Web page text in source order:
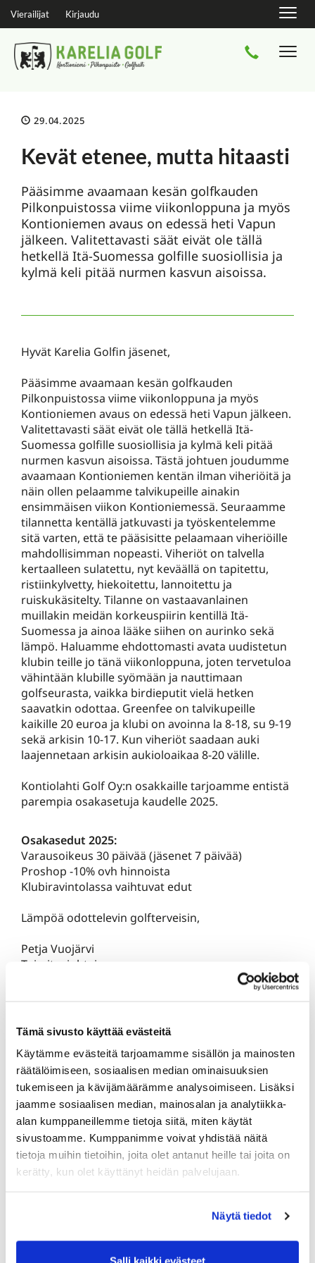
Tämä sivusto käyttää evästeitä
Käytämme evästeitä tarjoamamme sisällön ja mainosten
räätälöimiseen, sosiaalisen median ominaisuuksien
tukemiseen ja kävijämäärämme analysoimiseen. Lisäksi
jaamme sosiaalisen median, mainosalan ja analytiikka-
alan kumppaneillemme tietoja siitä, miten käytät
sivustoamme. Kumppanimme voivat yhdistää näitä
tietoja muihin tietoihin, joita olet antanut heille tai joita on
kerätty, kun olet käyttänyt heidän palvelujaan.
Näytä tiedot
Salli kaikki evästeet
Vierailijat Kirjaudu
29.04.2025
Kevät etenee, mutta hitaasti
Pääsimme avaamaan kesän golfkauden
Pilkonpuistossa viime viikonloppuna ja myös
Kontioniemen avaus on edessä heti Vapun
jälkeen. Valitettavasti säät eivät ole tällä
hetkellä Itä-Suomessa golfille suosiollisia ja
kylmä keli pitää nurmen kasvun aisoissa.
Hyvät Karelia Golfin jäsenet,
Pääsimme avaamaan kesän golfkauden
Pilkonpuistossa viime viikonloppuna ja myös
Kontioniemen avaus on edessä heti Vapun jälkeen.
Valitettavasti säät eivät ole tällä hetkellä Itä-
Suomessa golfille suosiollisia ja kylmä keli pitää
nurmen kasvun aisoissa. Tästä johtuen joudumme
avaamaan Kontioniemen kentän ilman viheriöitä ja
näin ollen pelaamme talvikupeille ainakin
ensimmäisen viikon Kontioniemessä. Seuraamme
tilannetta kentällä jatkuvasti ja työskentelemme
sitä varten, että te pääsisitte pelaamaan viheriöille
mahdollisimman nopeasti. Viheriöt on talvella
kertaalleen sulatettu, nyt keväällä on tapitettu,
ristiinkylvetty, hiekoitettu, lannoitettu ja
ruiskukäsitelty. Tilanne on vastaavanlainen
muillakin meidän korkeuspiirin kentillä Itä-
Suomessa ja ainoa lääke siihen on aurinko sekä
lämpö. Haluamme ehdottomasti avata uudistetun
klubin teille jo tänä viikonloppuna, joten tervetuloa
vähintään klubille syömään ja nauttimaan
golfseurasta, vaikka birdieputit vielä hetken
saavatkin odottaa. Greenfee on talvikupeille
kaikille 20 euroa ja klubi on avoinna la 8-18, su 9-19
sekä arkisin 10-17. Kun viheriöt saadaan auki
laajennetaan arkisin aukioloaikaa 8-20 välille.
Kontiolahti Golf Oy:n osakkaille tarjoamme entistä
parempia osakasetuja kaudelle 2025.
Osakasedut 2025:
Varausoikeus 30 päivää (jäsenet 7 päivää)
Proshop -10% ovh hinnoista
Klubiravintolassa vaihtuvat edut
Lämpöä odottelevin golfterveisin,
Petja Vuojärvi
Toimitusjohtaja